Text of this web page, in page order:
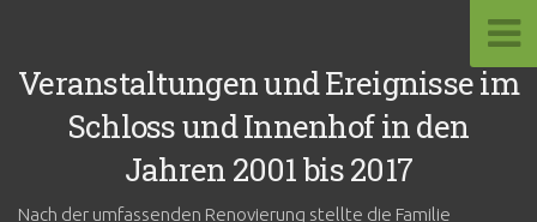
Veranstaltungen und Ereignisse im
Schloss und Innenhof in den
Jahren 2001 bis 2017
Nach der umfassenden Renovierung stellte die Familie